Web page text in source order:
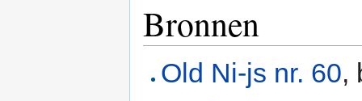
Bronnen
Old Ni-js nr. 60,